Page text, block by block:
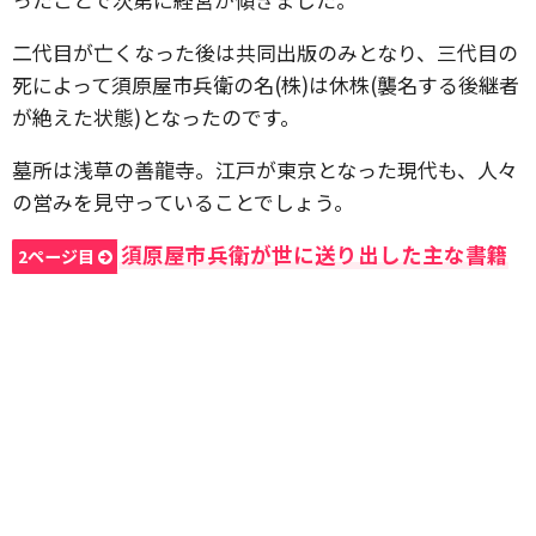
二代目が亡くなった後は共同出版のみとなり、三代目の
死によって須原屋市兵衛の名(株)は休株(襲名する後継者
が絶えた状態)となったのです。
墓所は浅草の善龍寺。江戸が東京となった現代も、人々
の営みを見守っていることでしょう。
2ページ目 須原屋市兵衛が世に送り出した主な書籍